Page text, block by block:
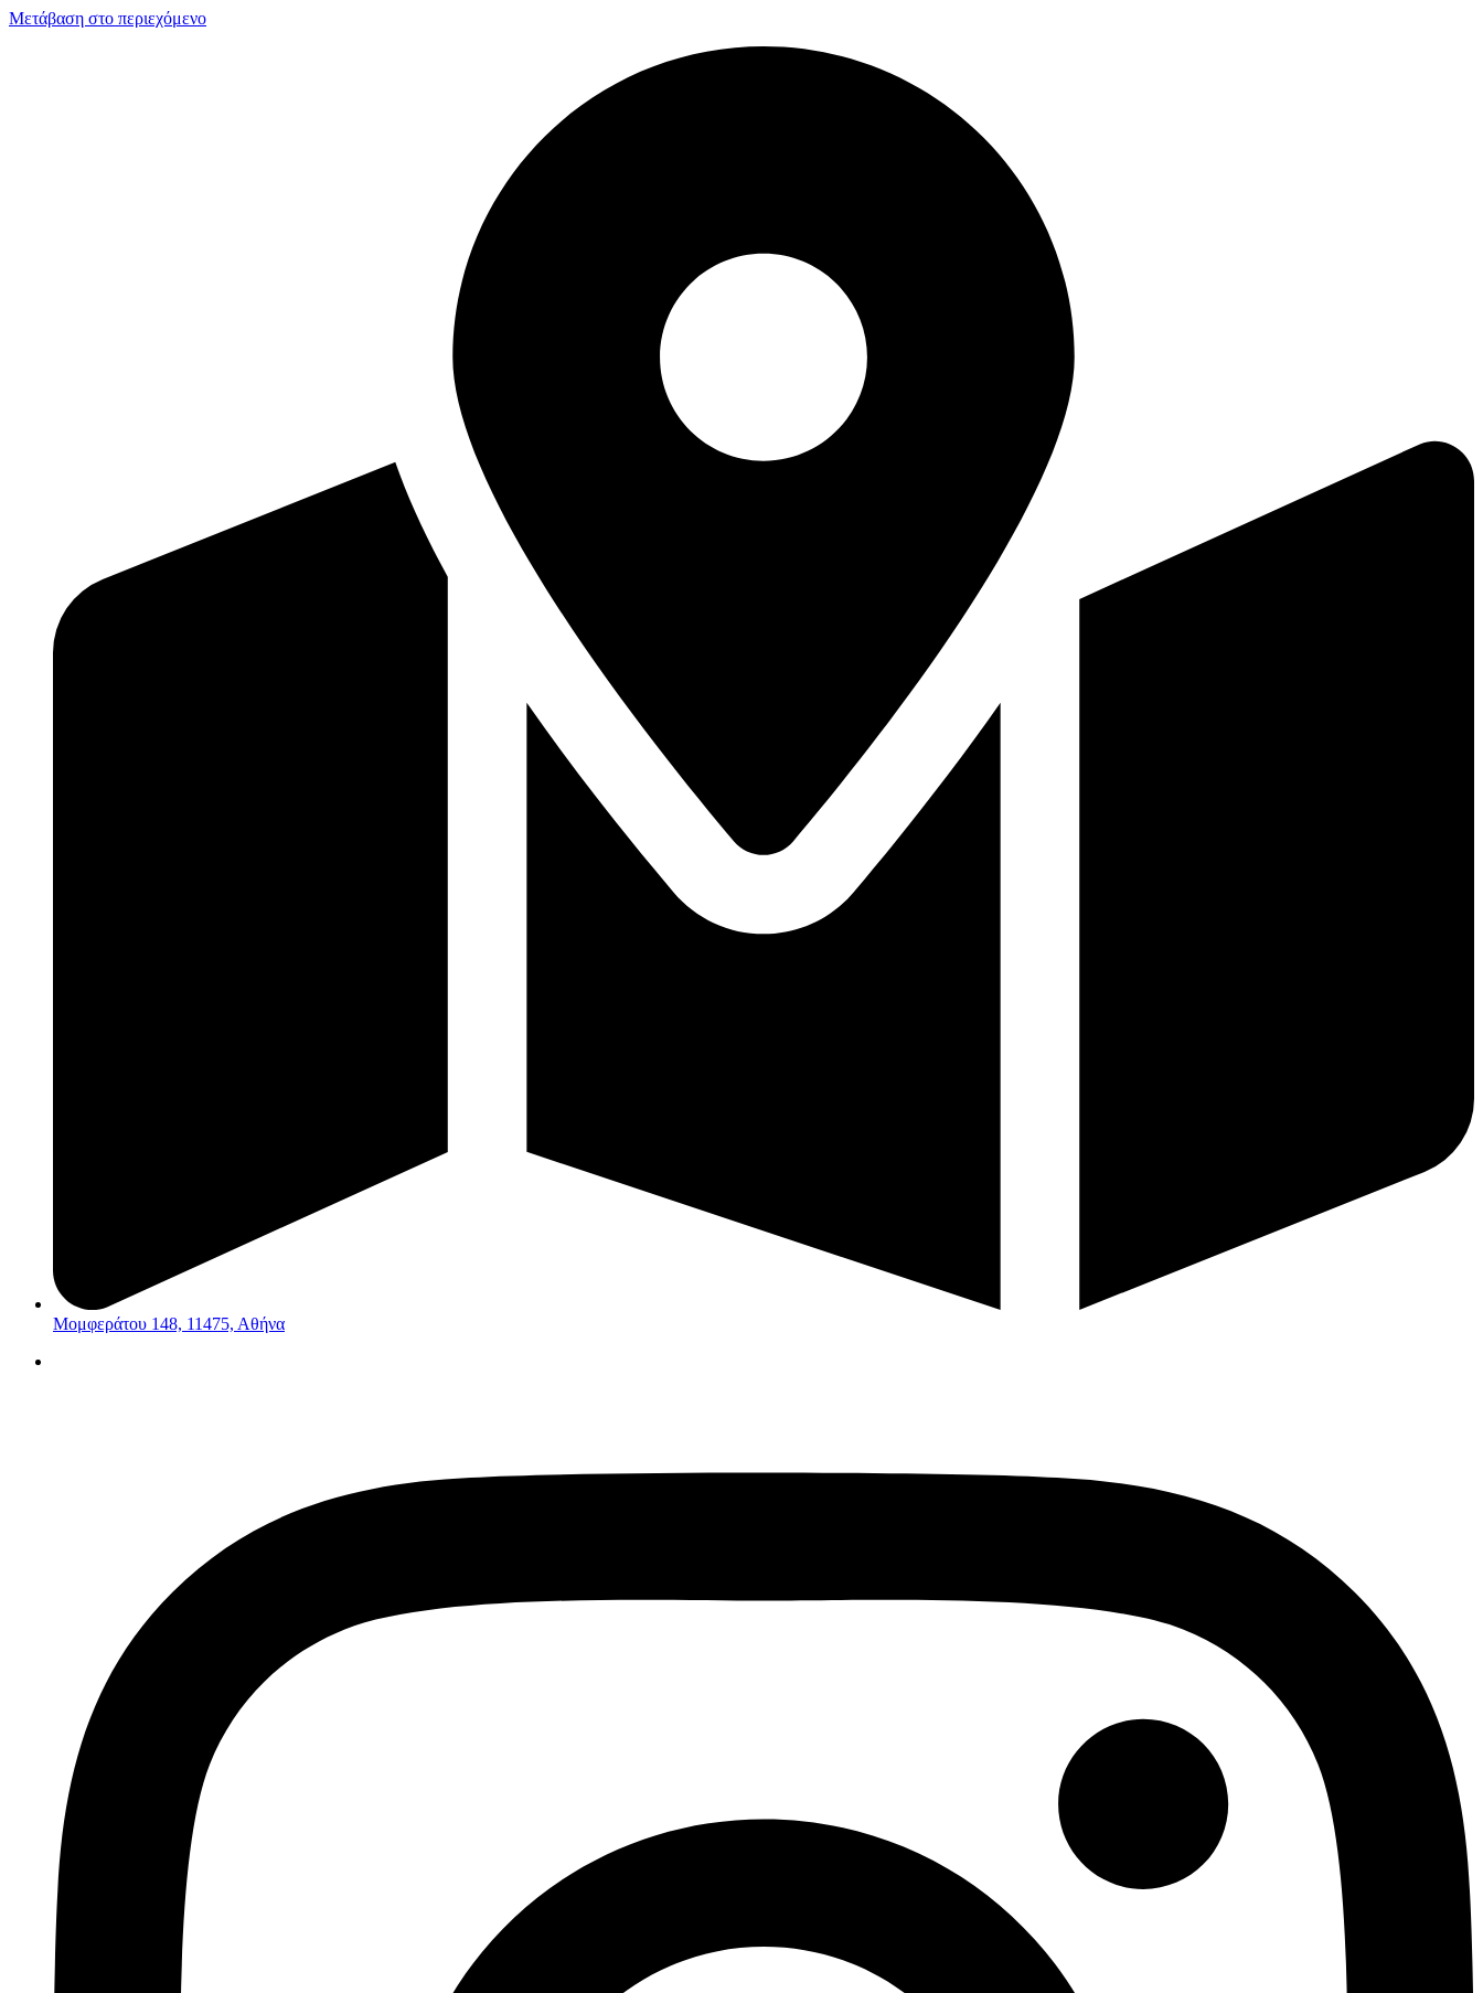
Μετάβαση στο περιεχόμενο
Μομφεράτου 148, 11475, Αθήνα